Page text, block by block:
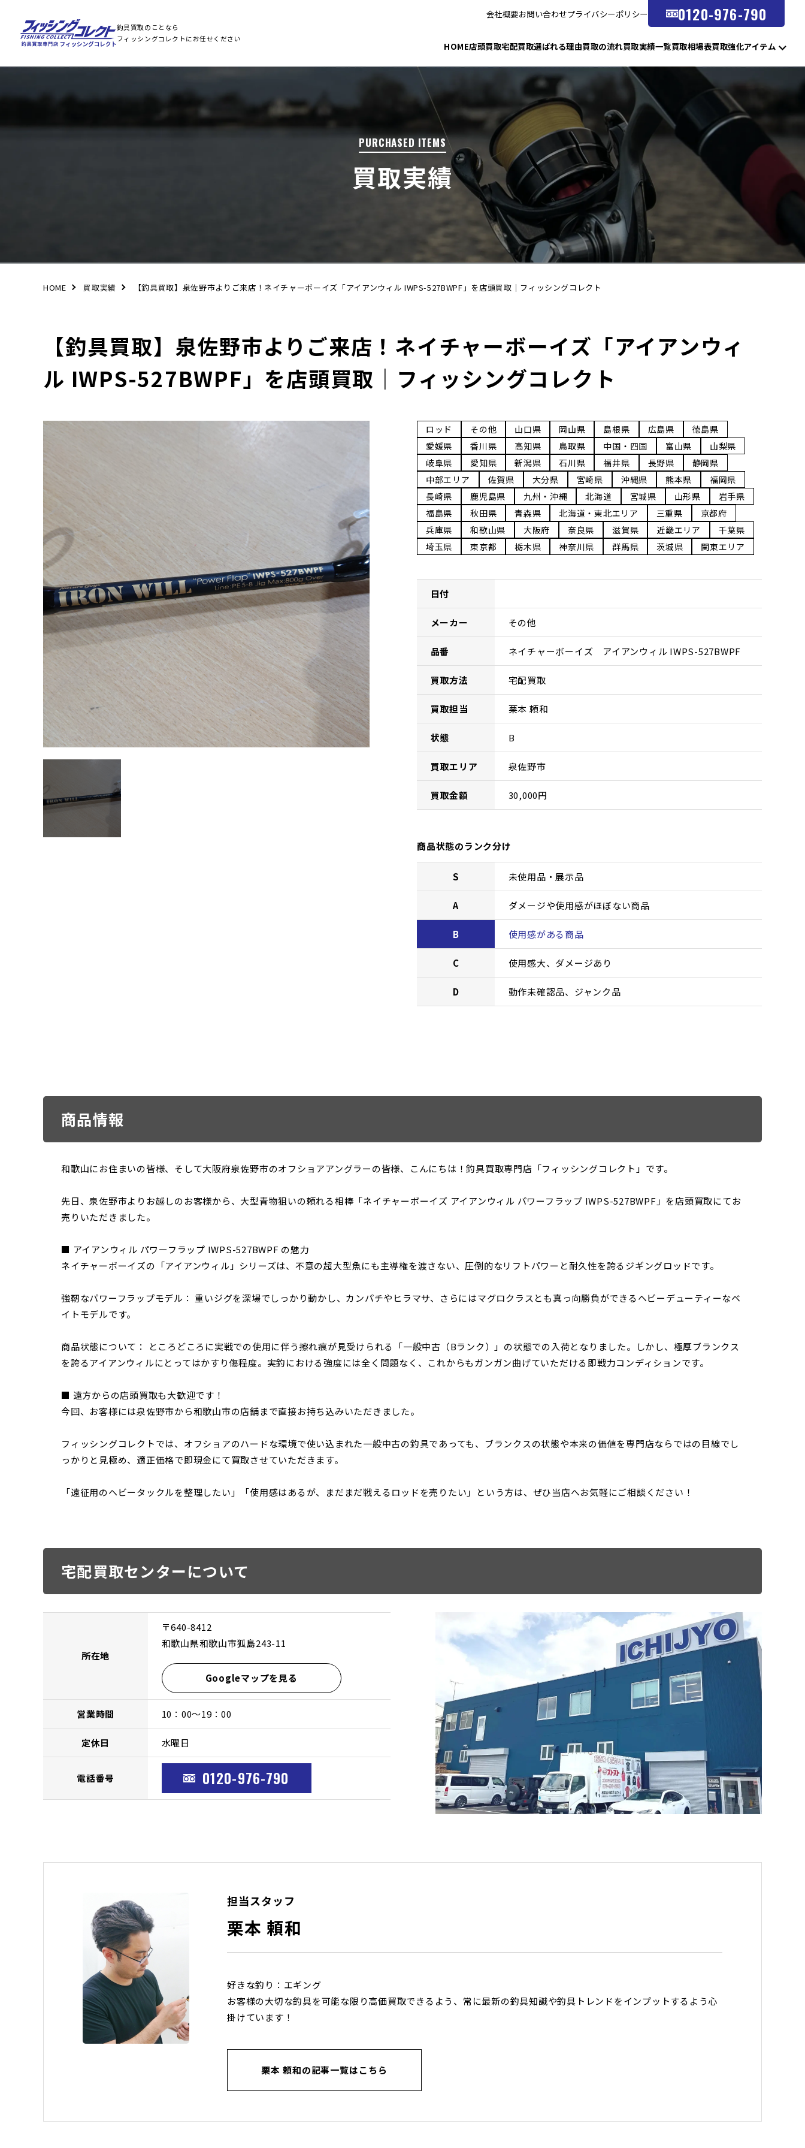
釣具買取のことなら
フィッシングコレクトにお任せください
会社概要お問い合わせプライバシーポリシー 0120-976-790
HOME店頭買取宅配買取選ばれる理由買取の流れ買取実績一覧買取相場表買取強化アイテム
PURCHASED ITEMS
買取実績
HOME 買取実績 【釣具買取】泉佐野市よりご来店！ネイチャーボーイズ「アイアンウィル IWPS-527BWPF」を店頭買取｜フィッシングコレクト
【釣具買取】泉佐野市よりご来店！ネイチャーボーイズ「アイアンウィ
ル IWPS-527BWPF」を店頭買取｜フィッシングコレクト
ロッド その他 山口県 岡山県 島根県 広島県
徳島県
愛媛県
香川県 高知県 鳥取県 中国・四国 富山県
山梨県
岐阜県
愛知県 新潟県 石川県 福井県 長野県
静岡県
中部エリア
佐賀県 大分県 宮崎県 沖縄県 熊本県
福岡県
長崎県
鹿児島県 九州・沖縄 北海道 宮城県 山形県
岩手県
福島県
秋田県 青森県 北海道・東北エリア 三重県
京都府
兵庫県
和歌山県 大阪府 奈良県 滋賀県 近畿エリア
千葉県
埼玉県
東京都 栃木県 神奈川県 群馬県 茨城県 関東エリア
日付
メーカー その他
品番 ネイチャーボーイズ アイアンウィル IWPS-527BWPF
買取方法 宅配買取
買取担当 栗本 頼和
状態 B
買取エリア 泉佐野市
買取金額 30,000円
商品状態のランク分け
S 未使用品・展示品
A ダメージや使用感がほぼない商品
B 使用感がある商品
C 使用感大、ダメージあり
D 動作未確認品、ジャンク品
商品情報
和歌山にお住まいの皆様、そして大阪府泉佐野市のオフショアアングラーの皆様、こんにちは！釣具買取専門店「フィッシングコレクト」です。
先日、泉佐野市よりお越しのお客様から、大型青物狙いの頼れる相棒「ネイチャーボーイズ アイアンウィル パワーフラップ IWPS-527BWPF」を店頭買取にてお
売りいただきました。
■ アイアンウィル パワーフラップ IWPS-527BWPF の魅力
ネイチャーボーイズの「アイアンウィル」シリーズは、不意の超大型魚にも主導権を渡さない、圧倒的なリフトパワーと耐久性を誇るジギングロッドです。
強靭なパワーフラップモデル： 重いジグを深場でしっかり動かし、カンパチやヒラマサ、さらにはマグロクラスとも真っ向勝負ができるヘビーデューティーなベ
イトモデルです。
商品状態について： ところどころに実戦での使用に伴う擦れ痕が見受けられる「一般中古（Bランク）」の状態での入荷となりました。しかし、極厚ブランクス
を誇るアイアンウィルにとってはかすり傷程度。実釣における強度には全く問題なく、これからもガンガン曲げていただける即戦力コンディションです。
■ 遠方からの店頭買取も大歓迎です！
今回、お客様には泉佐野市から和歌山市の店舗まで直接お持ち込みいただきました。
フィッシングコレクトでは、オフショアのハードな環境で使い込まれた一般中古の釣具であっても、ブランクスの状態や本来の価値を専門店ならではの目線でし
っかりと見極め、適正価格で即現金にて買取させていただきます。
「遠征用のヘビータックルを整理したい」「使用感はあるが、まだまだ戦えるロッドを売りたい」という方は、ぜひ当店へお気軽にご相談ください！
宅配買取センターについて
所在地
〒640-8412
和歌山県和歌山市狐島243-11
Googleマップを見る
営業時間 10：00〜19：00
定休日 水曜日
電話番号 0120-976-790
担当スタッフ
栗本 頼和
好きな釣り：エギング
お客様の大切な釣具を可能な限り高価買取できるよう、常に最新の釣具知識や釣具トレンドをインプットするよう心
掛けています！
栗本 頼和の記事一覧はこちら